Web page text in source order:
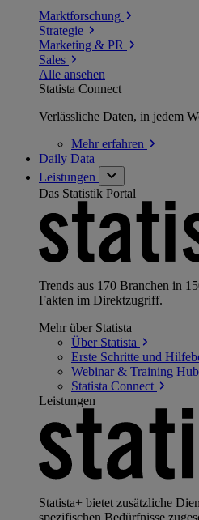
Marktforschung
Strategie
Marketing & PR
Sales
Alle ansehen
Statista Connect
Verlässliche Daten, in jedem
Mehrerfahren
Daily Data
Leistungen
Das Statistik Portal
Trends aus 170 Branchen in
Fakten im Direktzugriff.
Mehr über Statista
Über Statista
Erste Schritte und
Webinar & Training Hub
Statista Connect
Leistungen
Statista+ bietet zusätzliche
spezifischen Bedürfnisse